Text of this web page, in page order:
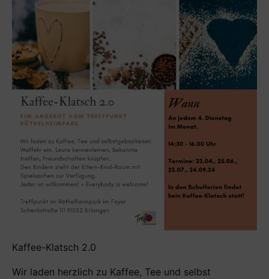
Kaffee-Klatsch 2.0
Wir laden herzlich zu Kaffee, Tee und selbst